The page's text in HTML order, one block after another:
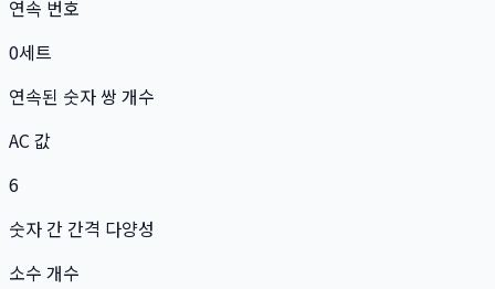
연속 번호
0세트
연속된 숫자 쌍 개수
AC 값
6
숫자 간 간격 다양성
소수 개수